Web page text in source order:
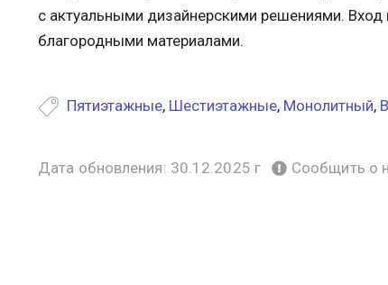
с актуальными дизайнерскими решениями.
благородными материалами.
Пятиэтажные, Шестиэтажные, Монолитный,
Дата обновления: 30.12.2025 г Сообщить о